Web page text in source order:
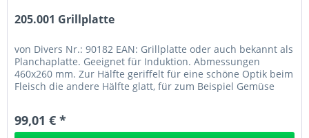
205.001 Grillplatte
von Divers Nr.: 90182 EAN: Grillplatte oder auch bekannt als
Planchaplatte. Geeignet für Induktion. Abmessungen
460x260 mm. Zur Hälfte geriffelt für eine schöne Optik beim
Fleisch die andere Hälfte glatt, für zum Beispiel Gemüse
99,01 € *